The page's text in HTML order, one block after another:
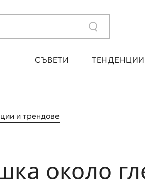
СЪВЕТИ ТЕНДЕНЦИИ
и трендове
около